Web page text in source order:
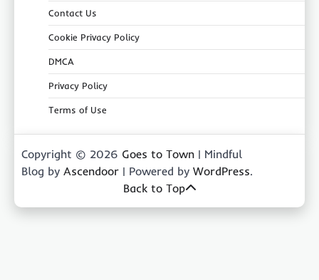
Contact Us
Cookie Privacy Policy
DMCA
Privacy Policy
Terms of Use
Copyright © 2026 Goes to Town | Mindful
Blog by Ascendoor | Powered by WordPress.
Back to Top